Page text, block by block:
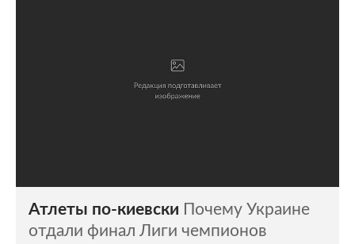
Атлеты по-киевски Почему Украине
отдали финал Лиги чемпионов